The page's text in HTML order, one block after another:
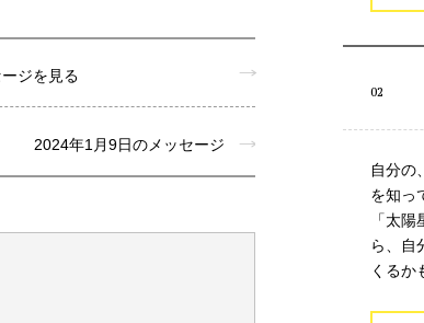
ジを見る
2024年1月9日のメッセージ
自分の
を知っ
「太
ら、自
くるか